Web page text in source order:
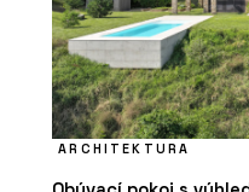
ARCHITEKTURA